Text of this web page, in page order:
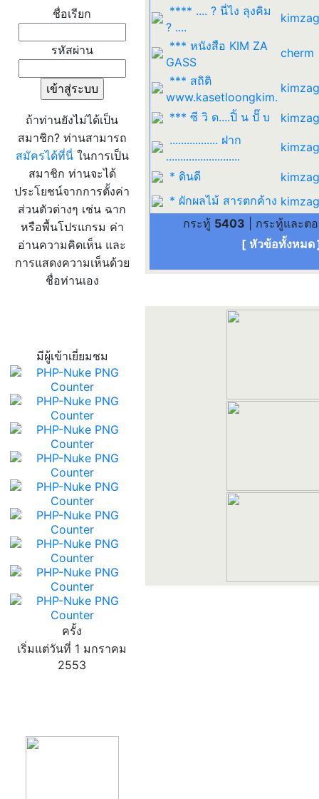
ชื่อเรียก
รหัสผ่าน
ถ้าท่านยังไม่ได้เป็น
สมาชิก? ท่านสามารถ
สมัครได้ที่นี่ในการเป็น
สมาชิก ท่านจะได้
ประโยชน์จากการตั้งค่า
ส่วนตัวต่างๆ เช่น ฉาก
หรือพื้นโปรแกรม ค่า
อ่านความคิดเห็น และ
การแสดงความเห็นด้วย
ชื่อท่านเอง
มีผู้เข้าเยี่ยมชม
ครั้ง
เริ่มแต่วันที่ 1 มกราคม
2553
**** .... ? นี่ไง ลุงคิม
? ....
*** หนังสือ KIM ZA
GASS
cherm
*** สถิติ
www.kasetloongkim.
*** ซี วิ ด....ปิ้ น ปั๊ บ
................. ฝาก
..........................
* ดินดี
* ผักผลไม้ สารตกค้าง
กระทู้ 5403 | กระทู้และต
[ หัวข้อทั้งหมด